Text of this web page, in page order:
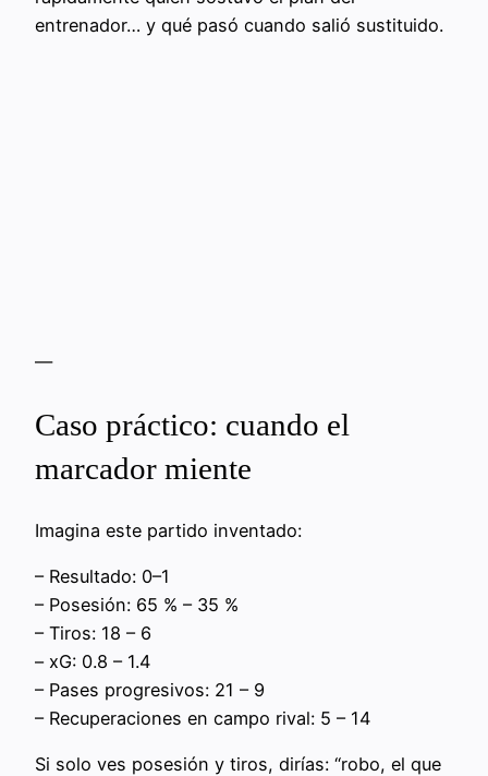
entrenador… y qué pasó cuando salió sustituido.
—
Caso práctico: cuando el
marcador miente
Imagina este partido inventado:
– Resultado: 0–1
– Posesión: 65 % – 35 %
– Tiros: 18 – 6
– xG: 0.8 – 1.4
– Pases progresivos: 21 – 9
– Recuperaciones en campo rival: 5 – 14
Si solo ves posesión y tiros, dirías: “robo, el que